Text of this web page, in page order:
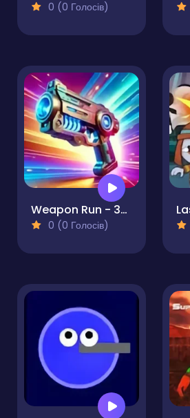
0 (0 Голосів)
Weapon Run - 3D Gun Shooter
0 (0 Голосів)